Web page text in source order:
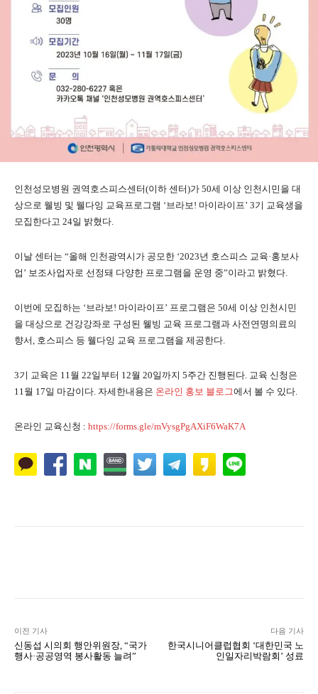
인천성모병원 권역호스피스센터(이하 센터)가 50세 이상 인천시민을 대
상으로 웰빙 및 웰다잉 교육프로그램 ‘브라보! 마이라이프’ 3기 교육생을
모집한다고 24일 밝혔다.
이날 센터는 “올해 인천광역시가 공모한 ‘2023년 호스피스 교육·홍보사
업’ 보조사업자로 선정돼 다양한 프로그램을 운영 중”이라고 밝혔다.
이번에 모집하는 ‘브라보! 마이라이프’ 프로그램은 50세 이상 인천시민
을 대상으로 건강강좌로 구성된 웰빙 교육 프로그램과 사전연명의료의
향서, 호스피스 등 웰다잉 교육 프로그램을 제공한다.
3기 교육은 11월 22일부터 12월 20일까지 5주간 진행된다. 교육 신청은
11월 17일 마감이다. 자세한내용은 온라인 홍보 블로그에서 볼 수 있다.
온라인 교육신청 : https://forms.gle/mVysgPgAXiF6WaK7A
이전 기사
신동섭 시의회 행안위원장, “국가
행사·공공영역 봉사활동 늘려”
다음 기사
한국시니어클럽협회 ‘대한민국 노
인일자리박람회’ 성료